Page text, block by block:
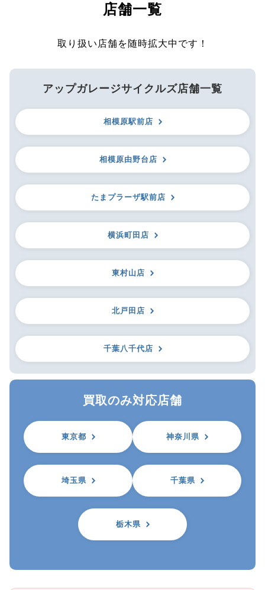
店舗一覧
取り扱い店舗を随時拡大中です！
アップガレージサイクルズ店舗一覧
相模原駅前店
相模原由野台店
たまプラーザ駅前店
横浜町田店
東村山店
北戸田店
千葉八千代店
買取のみ対応店舗
東京都 神奈川県
埼玉県 千葉県
栃木県